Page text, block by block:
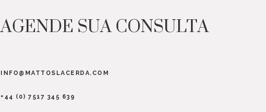
AGENDE SUA CONSULTA
INFO@MATTOSLACERDA.COM
+44 (0) 7517 345 639